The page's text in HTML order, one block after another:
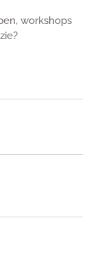
workshops